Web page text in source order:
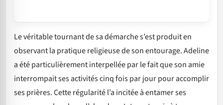
Le véritable tournant de sa démarche s’est produit en
observant la pratique religieuse de son entourage. Adeline
a été particulièrement interpellée par le fait que son amie
interrompait ses activités cinq fois par jour pour accomplir
ses prières. Cette régularité l’a incitée à entamer ses